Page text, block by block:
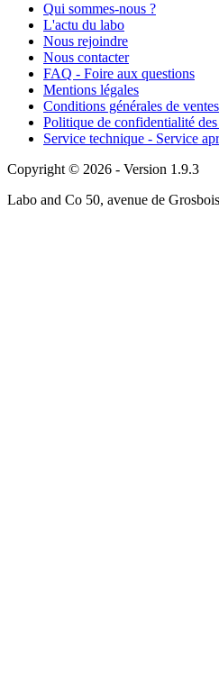
Qui sommes-nous ?
L'actu du labo
Nous rejoindre
Nous contacter
FAQ - Foire aux questions
Mentions légales
Conditions générales de ventes
Politique de confidentialité des
Service technique - Service
Copyright © 2026 - Version 1.9.3
Labo and Co 50, avenue de